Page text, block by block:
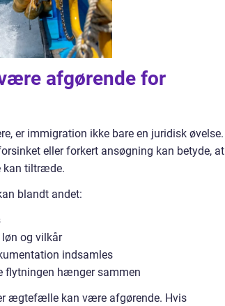
afgørende for
er immigration ikke bare en juridisk øvelse.
eller forkert ansøgning kan betyde, at
kan tiltræde.
blandt andet:
og vilkår
indsamles
flytningen hænger sammen
ægtefælle kan være afgørende. Hvis